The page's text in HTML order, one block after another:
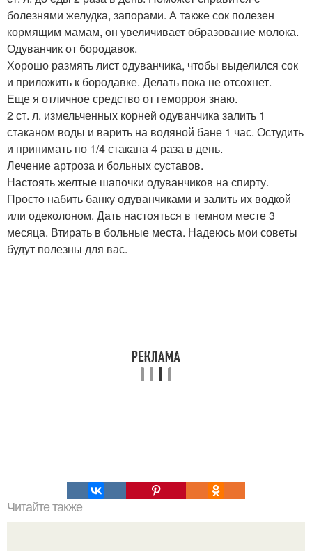
болезнями желудка, запорами. А также сок полезен
кормящим мамам, он увеличивает образование молока.
Одуванчик от бородавок.
Хорошо размять лист одуванчика, чтобы выделился сок
и приложить к бородавке. Делать пока не отсохнет.
Еще я отличное средство от геморроя знаю.
2 ст. л. измельченных корней одуванчика залить 1
стаканом воды и варить на водяной бане 1 час. Остудить
и принимать по 1/4 стакана 4 раза в день.
Лечение артроза и больных суставов.
Настоять желтые шапочки одуванчиков на спирту.
Просто набить банку одуванчиками и залить их водкой
или одеколоном. Дать настояться в темном месте 3
месяца. Втирать в больные места. Надеюсь мои советы
будут полезны для вас.
Читайте также